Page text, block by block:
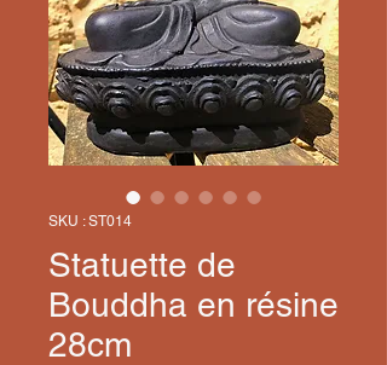
SKU : ST014
Statuette de
Bouddha en résine
28cm